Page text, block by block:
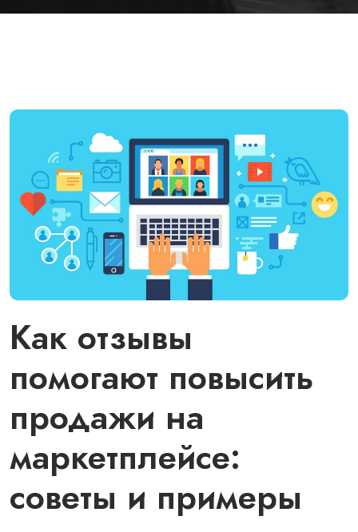
Как отзывы
помогают повысить
продажи на
маркетплейсе:
советы и примеры